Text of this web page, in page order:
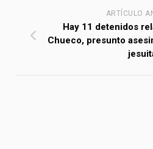
ARTÍCULO
Hay 11 detenidos
Chueco, presunto